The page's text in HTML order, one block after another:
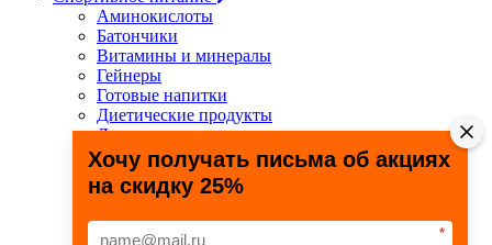
Аминокислоты
Батончики
Витамины и минералы
Гейнеры
Готовые напитки
Диетические продукты
Для связок и суставов
Жиросжигатели
Здоровье и долголетие
Креатин
Специальные препараты
Хочу получать письма об акциях
на скидку 25%
*